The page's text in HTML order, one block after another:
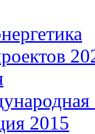
2015